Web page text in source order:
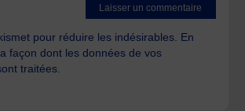
pour réduire les indésirables. En
façon dont les données de vos
traitées